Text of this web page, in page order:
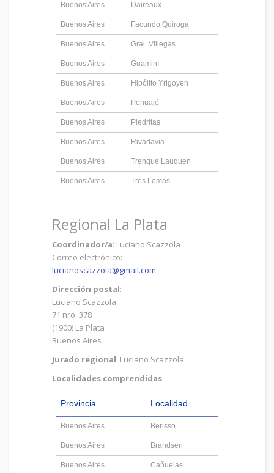
Buenos Aires Daireaux
Buenos Aires Facundo Quiroga
Buenos Aires Gral. Villegas
Buenos Aires Guaminí
Buenos Aires Hipólito Yrigoyen
Buenos Aires Pehuajó
Buenos Aires Piedritas
Buenos Aires Rivadavia
Buenos Aires Trenque Lauquen
Buenos Aires Tres Lomas
Regional La Plata
Coordinador/a: Luciano Scazzola
Correo electrónico:
lucianoscazzola@gmail.com
Dirección postal:
Luciano Scazzola
71 nro. 378
(1900) La Plata
Buenos Aires
Jurado regional: Luciano Scazzola
Localidades comprendidas
Provincia Localidad
Buenos Aires Berisso
Buenos Aires Brandsen
Buenos Aires Cañuelas